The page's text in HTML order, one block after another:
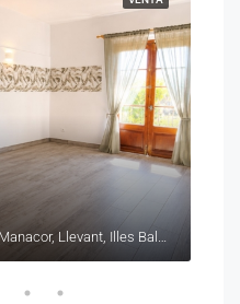
carrer d'en Gual, Portocristo, Manacor, Llevant, Illes Balears, 07680, España